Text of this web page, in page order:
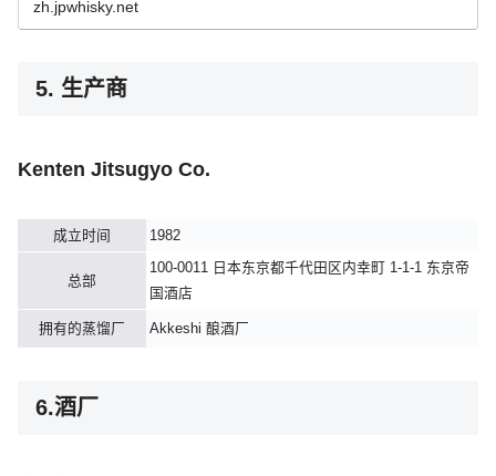
zh.jpwhisky.net
5. 生产商
Kenten Jitsugyo Co.
成立时间 1982
总部
100-0011 日本东京都千代田区内幸町 1-1-1 东京帝
国酒店
拥有的蒸馏厂 Akkeshi 酿酒厂
6.酒厂